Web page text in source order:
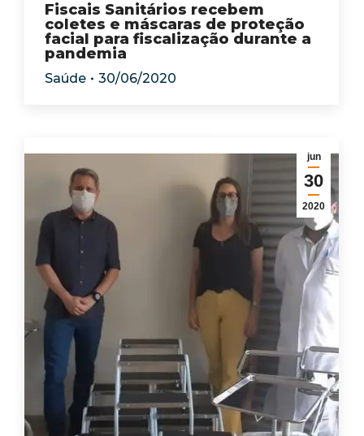
Fiscais Sanitários recebem
coletes e máscaras de proteção
facial para fiscalização durante a
pandemia
Saúde 30/06/2020
jun
30
2020